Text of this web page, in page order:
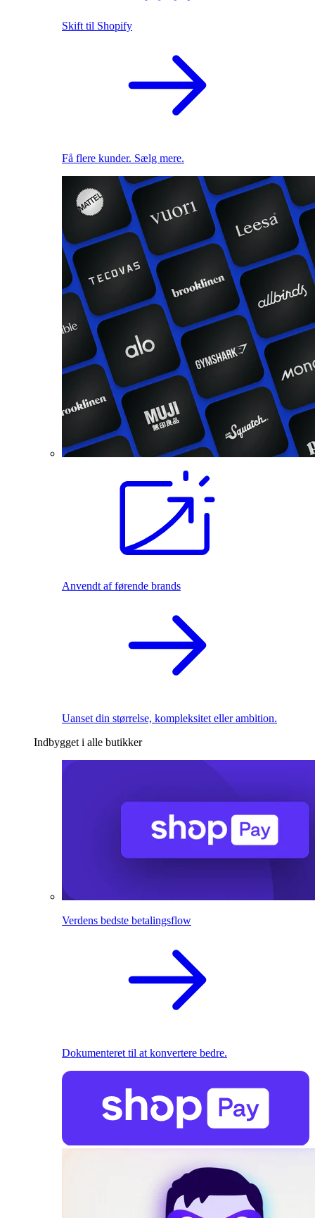
Skift til Shopify
Få flere kunder. Sælg mere.
Anvendt af førende brands
Uanset din størrelse, kompleksitet eller ambition.
Indbygget i alle butikker
Verdens bedste betalingsflow
Dokumenteret til at konvertere bedre.